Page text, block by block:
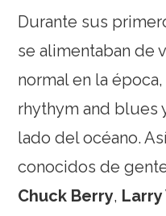
Durante sus
se alimentaban de
normal en la
rhythym and blues
lado del océano.
conocidos de
Chuck Berry,